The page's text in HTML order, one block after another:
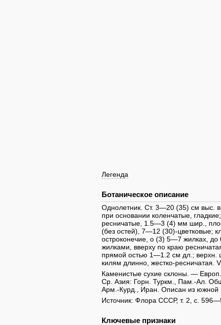
Легенда
Ботаническое описание
Однолетник. Ст. 3—20 (35) см выс. в
при основании коленчатые,
ресничатые, 1.5—3 (4) мм шир.,
(без остей), 7—12 (30)-цветковые;
остроконечие, о (3) 5—7 жилках,
жилками, вверху по краю
прямой остью 1—1.2 см дл.; верхн.
килям длинно, жестко-ресничатая.
Каменистые сухие склоны. —
Ср. Азия: Горн. Туркм., Пам.-Ал.
Арм.-Курд., Иран. Описан из южной
Источник: Флора СССР, т. 2, с.
Ключевые признаки